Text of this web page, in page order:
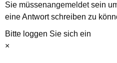
Sie müssenangemeldetsein
eine Antwort schreiben zu
Bitte loggen Sie sich ein
×